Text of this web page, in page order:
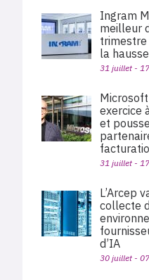
Ingram
meilleur
la
31 juillet -
exercice
et
31 juillet -
L’Arcep
collecte
d’IA
30 juillet -